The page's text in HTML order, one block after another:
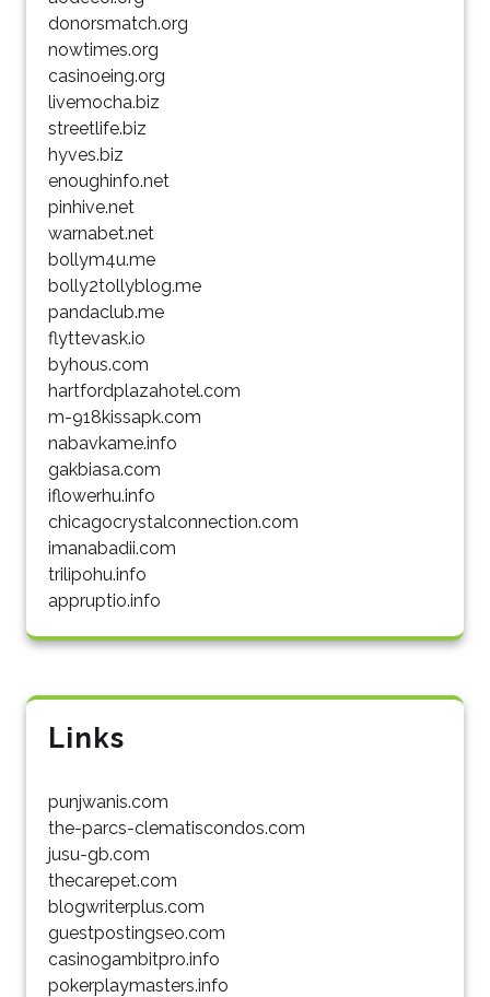
donorsmatch.org
nowtimes.org
casinoeing.org
livemocha.biz
streetlife.biz
hyves.biz
enoughinfo.net
pinhive.net
warnabet.net
bollym4u.me
bolly2tollyblog.me
pandaclub.me
flyttevask.io
byhous.com
hartfordplazahotel.com
m-918kissapk.com
nabavkame.info
gakbiasa.com
iflowerhu.info
chicagocrystalconnection.com
imanabadii.com
trilipohu.info
appruptio.info
Links
punjwanis.com
the-parcs-clematiscondos.com
jusu-gb.com
thecarepet.com
blogwriterplus.com
guestpostingseo.com
casinogambitpro.info
pokerplaymasters.info